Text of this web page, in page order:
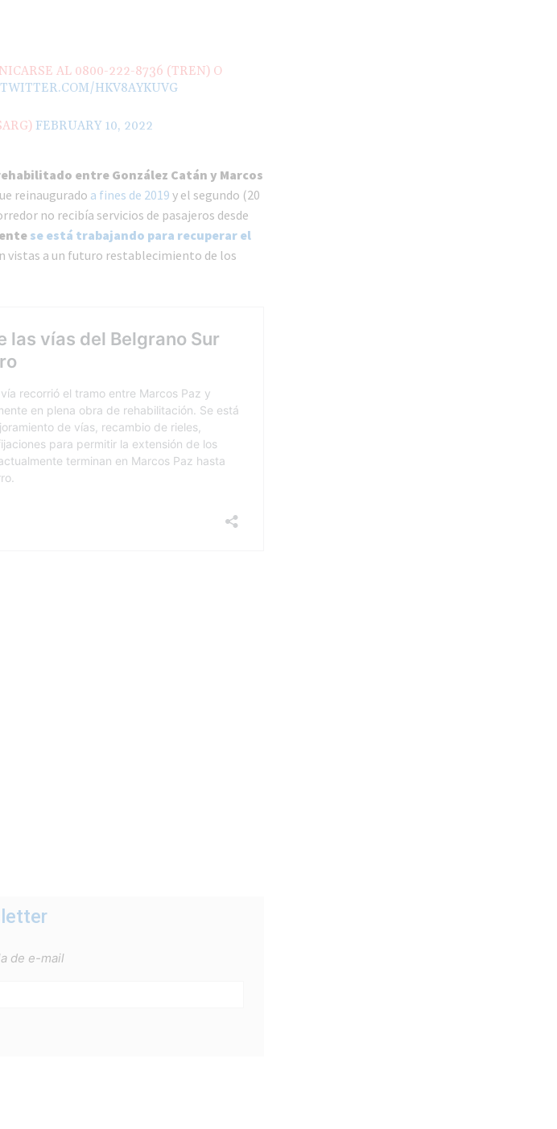
AL 0800-222-8736 (TREN) O
HKV8AYKUVG
FEBRUARY 10, 2022
entre González Catán y Marcos
reinaugurado a fines de 2019 y el segundo (20
no recibía servicios de pasajeros desde
se está trabajando para recuperar el
vistas a un futuro restablecimiento de los
de e-mail